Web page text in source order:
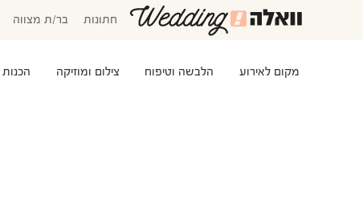
חתונות בר/ת מצווה
מקום לאירוע הלבשה וטיפוח צילום ומוזיקה הכנות